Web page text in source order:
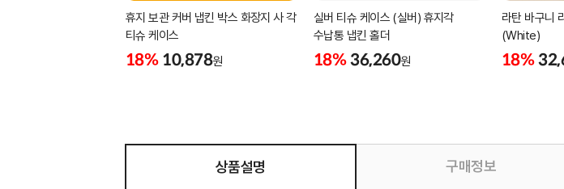
휴지 보관 커버 냅킨 박스 화장지 사 각
티슈 케이스
18% 10,878원
실버 티슈 케이스 (실버) 휴지각
수납통 냅킨 홀더
18% 36,260원
라탄 바구니
(White)
18%
상품설명 구매정보